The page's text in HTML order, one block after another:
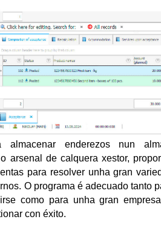
almacenar enderezos nun
arsenal de calquera xestor,
para resolver unha gran
O programa é adecuado tanto
como para unha gran
con éxito.